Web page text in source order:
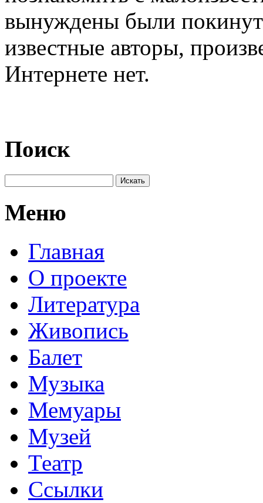
вынуждены были
известные авторы,
Интернете нет.
Поиск
Меню
Главная
О проекте
Литература
Живопись
Балет
Музыка
Мемуары
Музей
Театр
Ссылки